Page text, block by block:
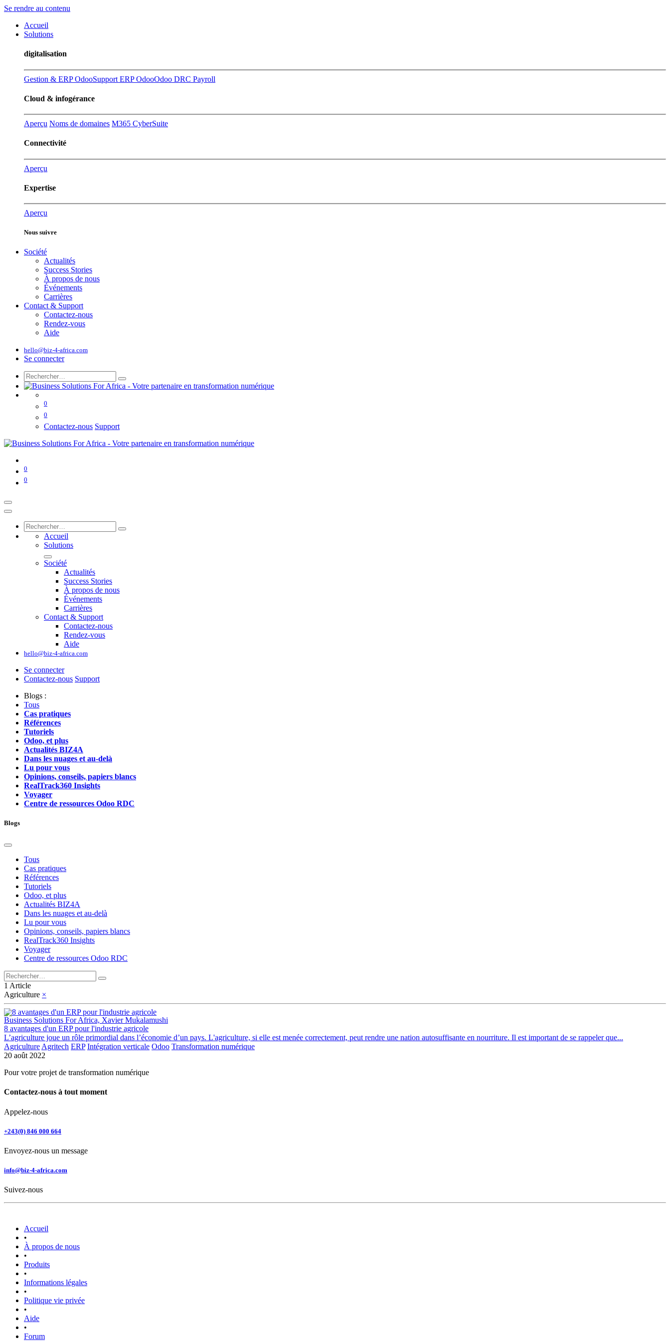
Se rendre au contenu
Accueil
Solutions
digitalisation
Gestion & ERP OdooSupport ERP OdooOdoo DRC Payroll
Cloud & infogérance
Aperçu Noms de domaines M365 CyberSuite
Connectivité
Aperçu
Expertise
Aperçu
Nous suivre
Société
Actualités
Success Stories
À propos de nous
Événements
Carrières
Contact & Support
Contactez-nous
Rendez-vous
Aide
hello@biz-4-africa.com
Se connecter
0
0
Contactez-nous Support
0
0
Accueil
Solutions
Société
Actualités
Success Stories
À propos de nous
Événements
Carrières
Contact & Support
Contactez-nous
Rendez-vous
Aide
hello@biz-4-africa.com
Se connecter
Contactez-nous Support
Blogs :
Tous
Cas pratiques
Références
Tutoriels
Odoo, et plus
Actualités BIZ4A
Dans les nuages et au-delà
Lu pour vous
Opinions, conseils, papiers blancs
RealTrack360 Insights
Voyager
Centre de ressources Odoo RDC
Blogs
Tous
Cas pratiques
Références
Tutoriels
Odoo, et plus
Actualités BIZ4A
Dans les nuages et au-delà
Lu pour vous
Opinions, conseils, papiers blancs
RealTrack360 Insights
Voyager
Centre de ressources Odoo RDC
1 Article
Agriculture ×
Business Solutions For Africa, Xavier Mukalamushi
8 avantages d'un ERP pour l'industrie agricole
L’agriculture joue un rôle primordial dans l’économie d’un pays. L'agriculture, si elle est menée correctement, peut rendre une nation autosuffisante en nourriture. Il est important de se rappeler que...
Agriculture Agritech ERP Intégration verticale Odoo Transformation numérique
20 août 2022
Pour votre projet de transformation numérique
Contactez-nous à tout moment
Appelez-nous
+243(0) 846 000 664
Envoyez-nous un message
info@biz-4-africa.com
Suivez-nous
Accueil
•
À propos de nous
•
Produits
•
Informations légales
•
Politique vie privée
•
Aide
•
Forum